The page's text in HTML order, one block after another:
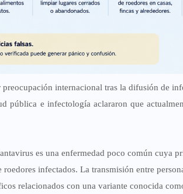
internacional tras la difusión de
pública e infectología aclararon que
es una enfermedad poco común cuya
infectados. La transmisión entre
relacionados con una variante conocida